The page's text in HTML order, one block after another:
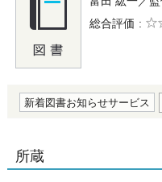
総合評価
5
新着図書お知らせサービス
所蔵